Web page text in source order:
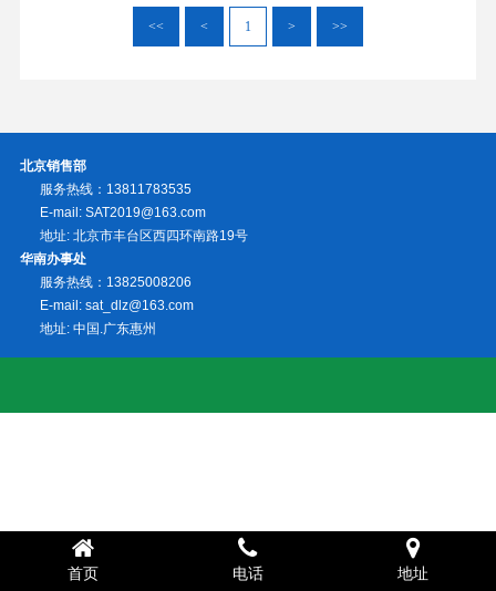
<< < 1 > >>
北京销售部
服务热线：13811783535
E-mail: SAT2019@163.com
地址: 北京市丰台区西四环南路19号
华南办事处
服务热线：13825008206
E-mail: sat_dlz@163.com
地址: 中国.广东惠州
首页 电话 地址